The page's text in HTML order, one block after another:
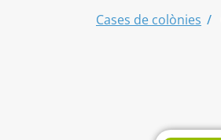
Cases de colònies